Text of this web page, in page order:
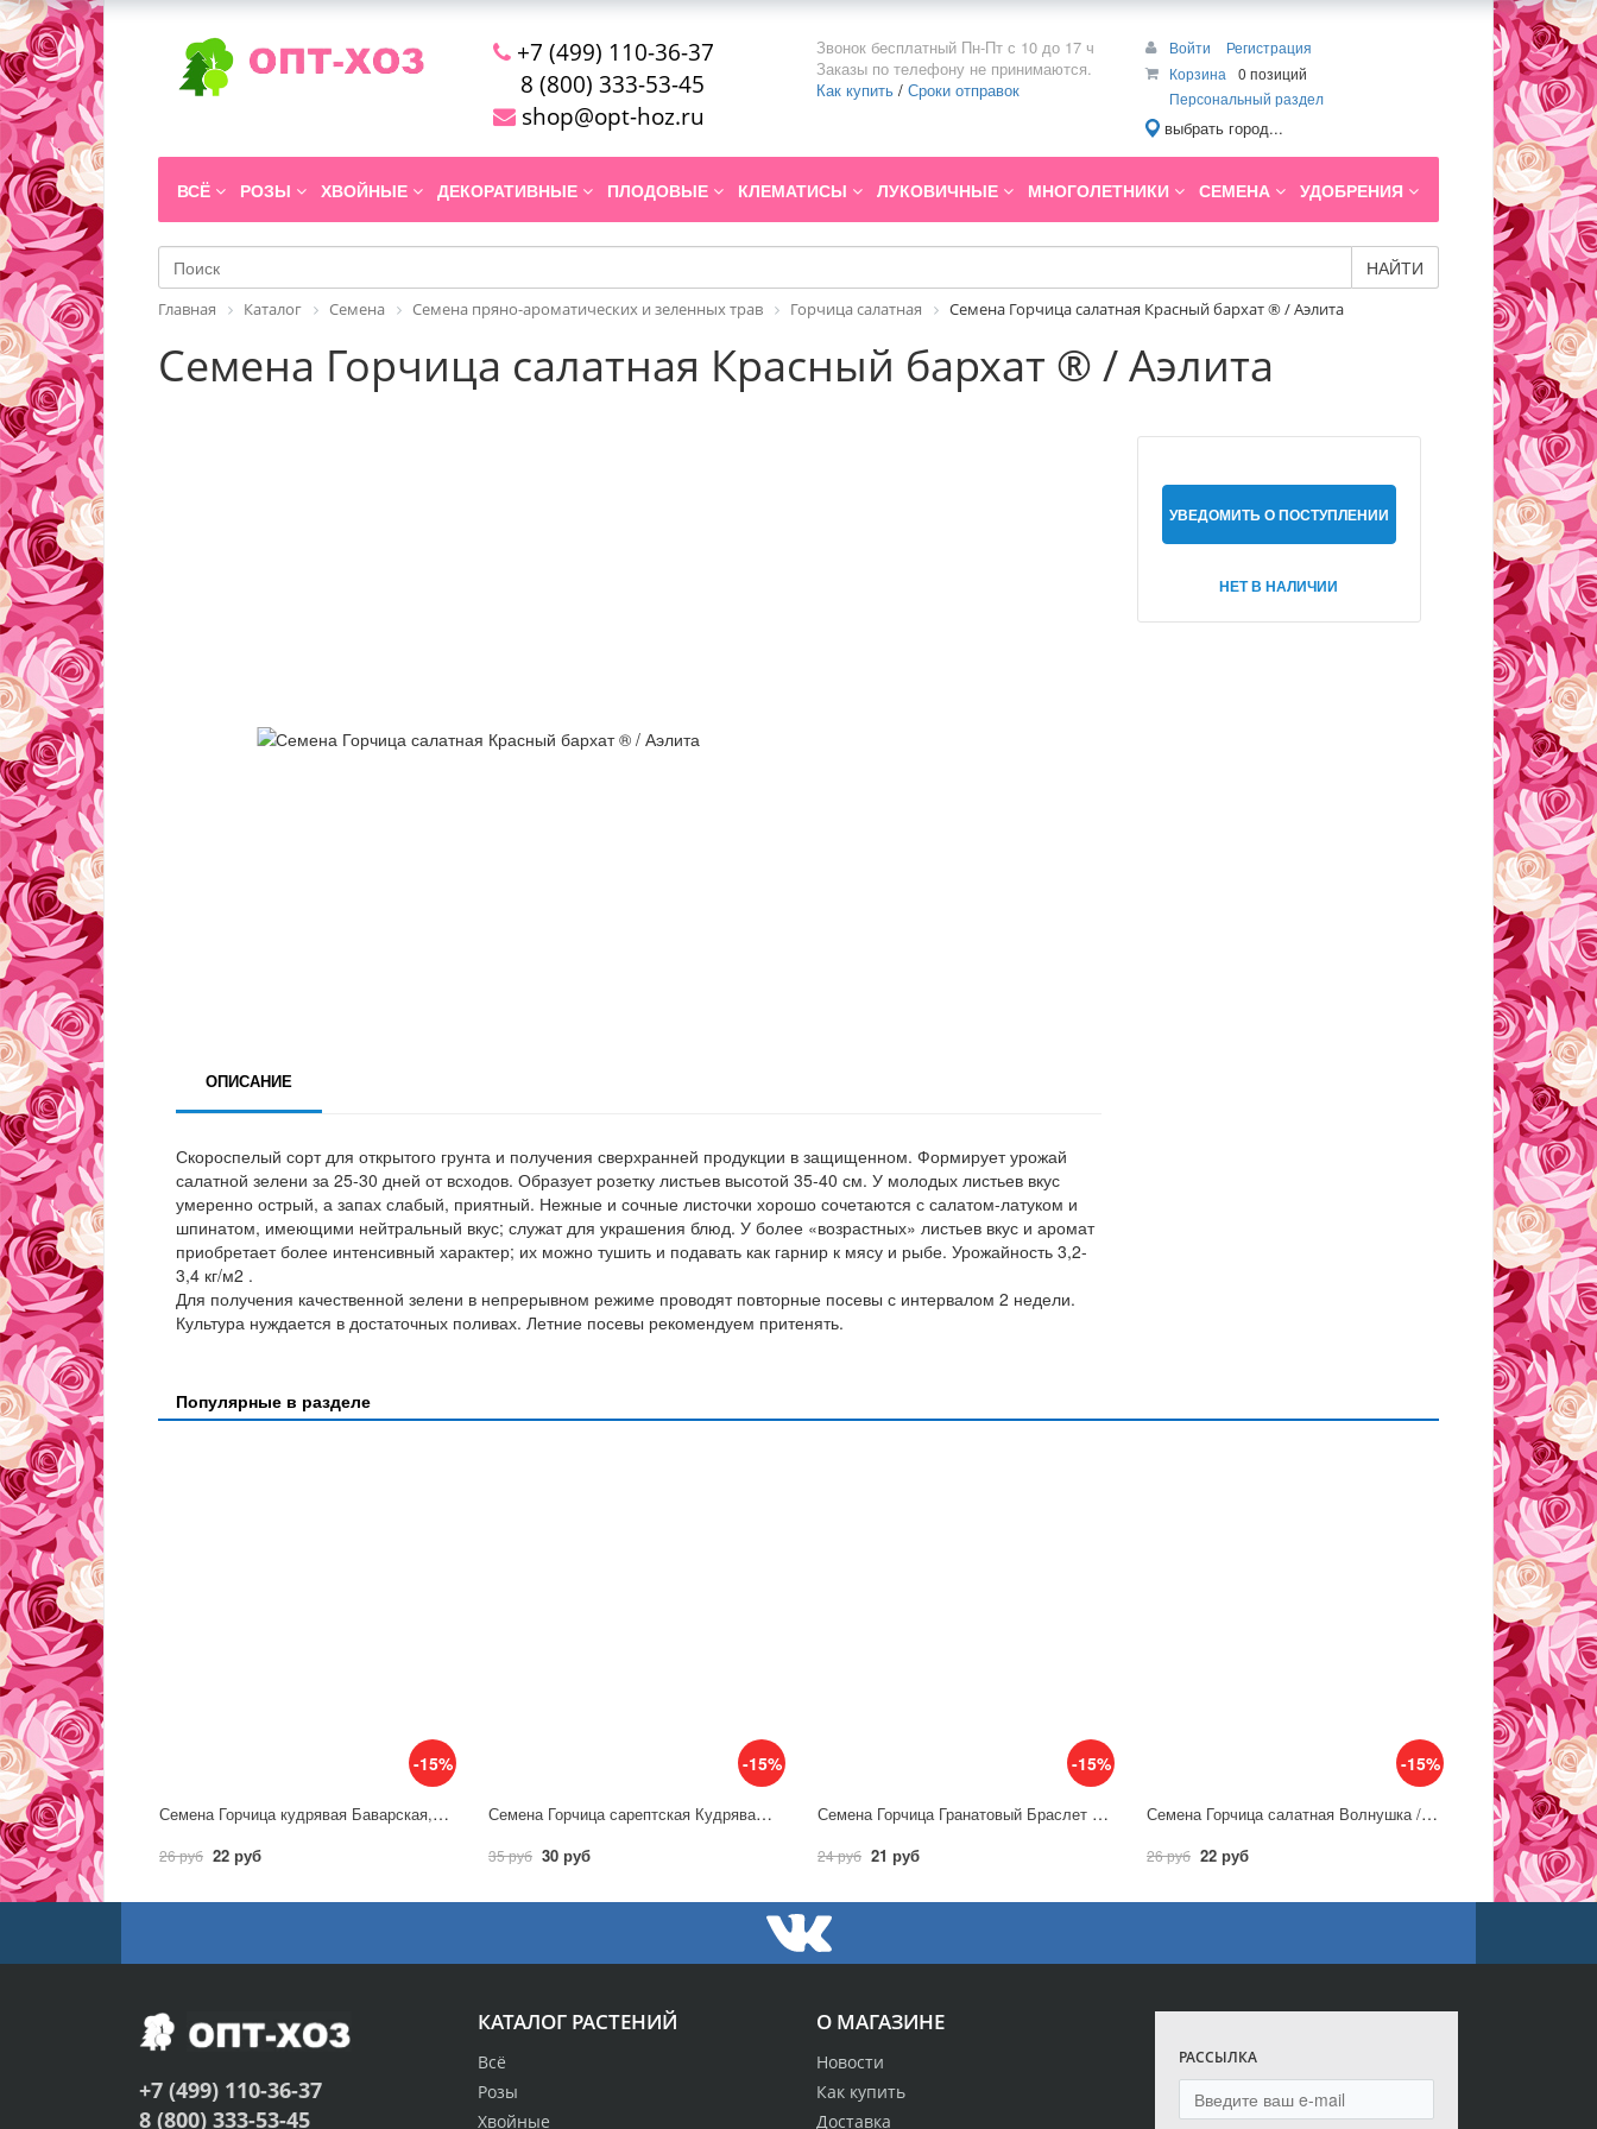
+7 (499) 110-36-37
8 (800) 333-53-45
shop@opt-hoz.ru
Звонок бесплатный Пн-Пт с 10 до 17 ч
Заказы по телефону не принимаются.
Как купить / Сроки отправок
Войти
Регистрация
Корзина
0 позиций
Персональный раздел
выбрать город...
ВСЁ РОЗЫ ХВОЙНЫЕ ДЕКОРАТИВНЫЕ ПЛОДОВЫЕ КЛЕМАТИСЫ ЛУКОВИЧНЫЕ МНОГОЛЕТНИКИ СЕМЕНА УДОБРЕНИЯ
НАЙТИ
Главная Каталог Семена Семена пряно-ароматических и зеленных трав Горчица салатная Семена Горчица салатная Красный бархат ® / Аэлита
Семена Горчица салатная Красный бархат ® / Аэлита
УВЕДОМИТЬ О ПОСТУПЛЕНИИ
НЕТ В НАЛИЧИИ
ОПИСАНИЕ
Скороспелый сорт для открытого грунта и получения сверхранней продукции в защищенном. Формирует урожай
салатной зелени за 25-30 дней от всходов. Образует розетку листьев высотой 35-40 см. У молодых листьев вкус
умеренно острый, а запах слабый, приятный. Нежные и сочные листочки хорошо сочетаются с салатом-латуком и
шпинатом, имеющими нейтральный вкус; служат для украшения блюд. У более «возрастных» листьев вкус и аромат
приобретает более интенсивный характер; их можно тушить и подавать как гарнир к мясу и рыбе. Урожайность 3,2-
3,4 кг/м2 .
Для получения качественной зелени в непрерывном режиме проводят повторные посевы с интервалом 2 недели.
Культура нуждается в достаточных поливах. Летние посевы рекомендуем притенять.
Популярные в разделе
-15%
Семена Горчица кудрявая Баварская, смесь 0,5г / Аэлита
26 руб 22 руб
-15%
Семена Горчица сарептская Кудрявая крупнолистная 0,5г / Аэлита
35 руб 30 руб
-15%
Семена Горчица Гранатовый Браслет 1г листовая / Гавриш
24 руб 21 руб
-15%
Семена Горчица салатная Волнушка / Аэлита
26 руб 22 руб
О МАГАЗИНЕ
Новости
Как купить
Доставка
КАТАЛОГ РАСТЕНИЙ
Всё
Розы
Хвойные
РАССЫЛКА
+7 (499) 110-36-37
8 (800) 333-53-45